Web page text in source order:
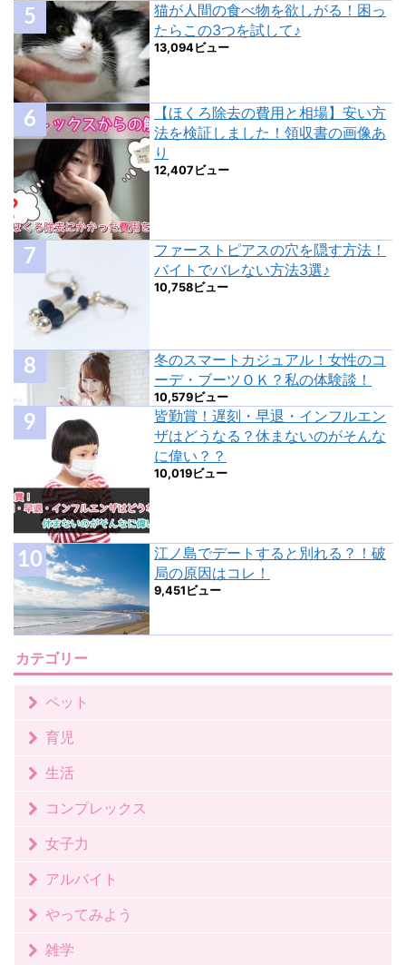
猫が人間の食べ物を欲しがる！困っ
たらこの3つを試して♪
13,094ビュー
【ほくろ除去の費用と相場】安い方
法を検証しました！領収書の画像あ
り
12,407ビュー
ファーストピアスの穴を隠す方法！
バイトでバレない方法3選♪
10,758ビュー
冬のスマートカジュアル！女性のコ
ーデ・ブーツＯＫ？私の体験談！
10,579ビュー
皆勤賞！遅刻・早退・インフルエン
ザはどうなる？休まないのがそんな
に偉い？？
10,019ビュー
江ノ島でデートすると別れる？！破
局の原因はコレ！
9,451ビュー
カテゴリー
ペット
育児
生活
コンプレックス
女子力
アルバイト
やってみよう
雑学